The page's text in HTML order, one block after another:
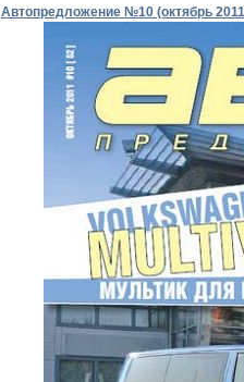
Автопредложение №10 (октябрь